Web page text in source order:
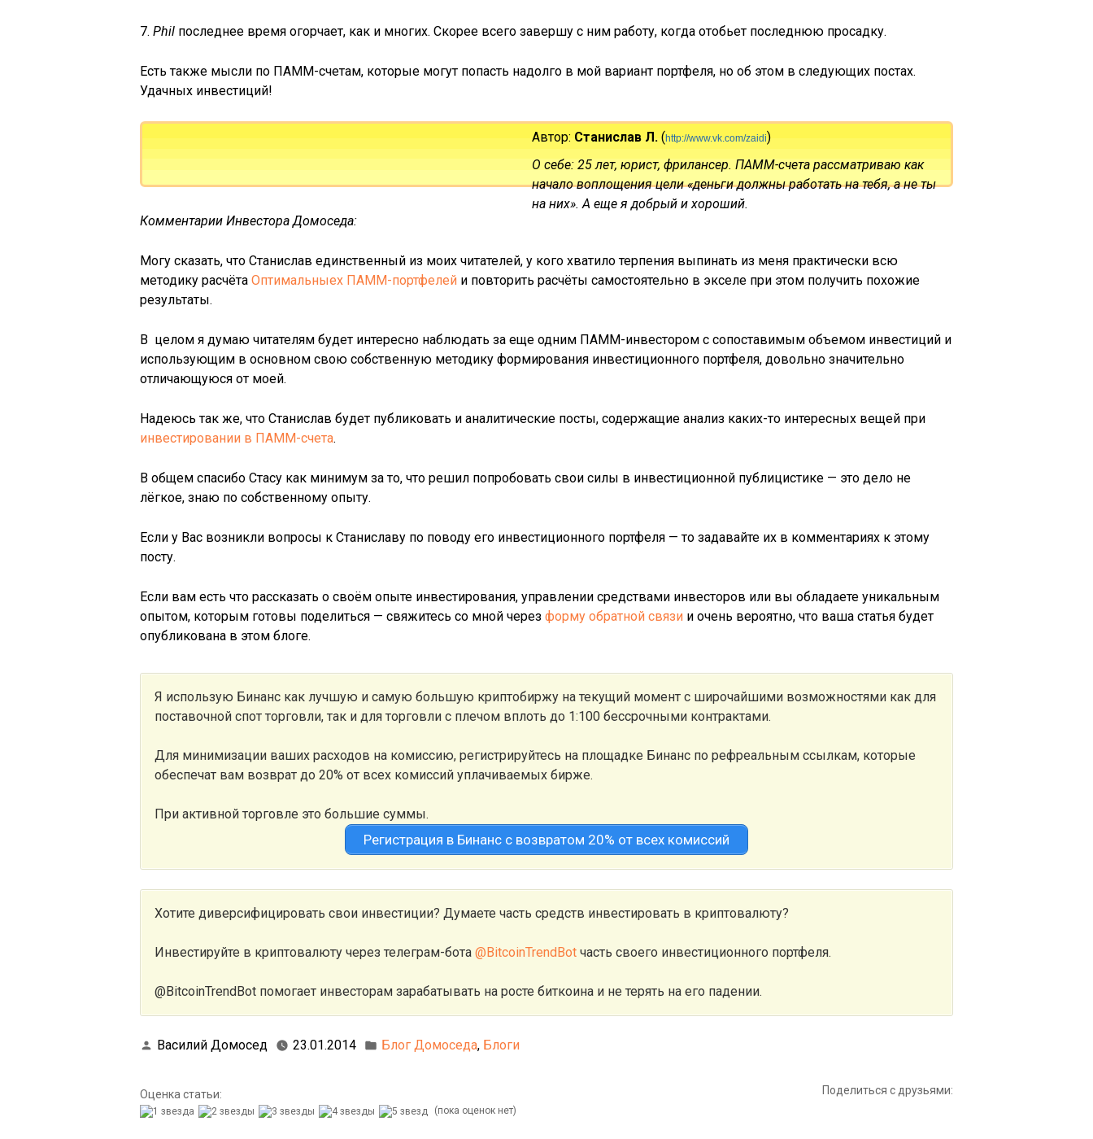
7. Phil последнее время огорчает, как и многих. Скорее всего завершу с ним работу, когда отобьет последнюю просадку.
Есть также мысли по ПАММ-счетам, которые могут попасть надолго в мой вариант портфеля, но об этом в следующих постах.
Удачных инвестиций!
Автор: Станислав Л. (http://www.vk.com/zaidi)
О себе: 25 лет, юрист, фрилансер. ПАММ-счета рассматриваю как
начало воплощения цели «деньги должны работать на тебя, а не ты
на них». А еще я добрый и хороший.
Комментарии Инвестора Домоседа:
Могу сказать, что Станислав единственный из моих читателей, у кого хватило терпения выпинать из меня практически всю
методику расчёта Оптимальныех ПАММ-портфелей и повторить расчёты самостоятельно в экселе при этом получить похожие
результаты.
В целом я думаю читателям будет интересно наблюдать за еще одним ПАММ-инвестором с сопоставимым объемом инвестиций и
использующим в основном свою собственную методику формирования инвестиционного портфеля, довольно значительно
отличающуюся от моей.
Надеюсь так же, что Станислав будет публиковать и аналитические посты, содержащие анализ каких-то интересных вещей при
инвестировании в ПАММ-счета.
В общем спасибо Стасу как минимум за то, что решил попробовать свои силы в инвестиционной публицистике — это дело не
лёгкое, знаю по собственному опыту.
Если у Вас возникли вопросы к Станиславу по поводу его инвестиционного портфеля — то задавайте их в комментариях к этому
посту.
Если вам есть что рассказать о своём опыте инвестирования, управлении средствами инвесторов или вы обладаете уникальным
опытом, которым готовы поделиться — свяжитесь со мной через форму обратной связи и очень вероятно, что ваша статья будет
опубликована в этом блоге.
Я использую Бинанс как лучшую и самую большую криптобиржу на текущий момент с широчайшими возможностями как для
поставочной спот торговли, так и для торговли с плечом вплоть до 1:100 бессрочными контрактами.
Для минимизации ваших расходов на комиссию, регистрируйтесь на площадке Бинанс по рефреальным ссылкам, которые
обеспечат вам возврат до 20% от всех комиссий уплачиваемых бирже.
При активной торговле это большие суммы.
Регистрация в Бинанс с возвратом 20% от всех комиссий
Хотите диверсифицировать свои инвестиции? Думаете часть средств инвестировать в криптовалюту?
Инвестируйте в криптовалюту через телеграм-бота @BitcoinTrendBot часть своего инвестиционного портфеля.
@BitcoinTrendBot помогает инвесторам зарабатывать на росте биткоина и не терять на его падении.
Василий Домосед 23.01.2014 Блог Домоседа, Блоги
Оценка статьи:
(пока оценок нет)
Поделиться с друзьями: